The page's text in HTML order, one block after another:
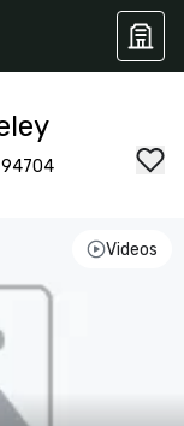
94704
Videos